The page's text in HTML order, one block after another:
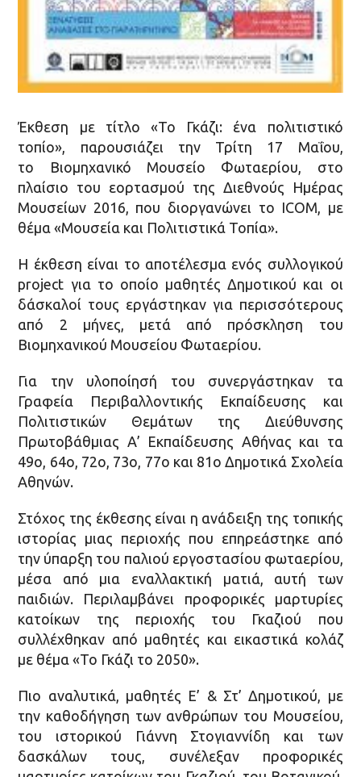
Έκθεση με τίτλο «Το Γκάζι: ένα πολιτιστικό
τοπίο», παρουσιάζει την Τρίτη 17 Μαΐου,
το Βιομηχανικό Μουσείο Φωταερίου, στο
πλαίσιο του εορτασμού της Διεθνούς Ημέρας
Μουσείων 2016, που διοργανώνει το ICOM, με
θέμα «Μουσεία και Πολιτιστικά Τοπία».
Η έκθεση είναι το αποτέλεσμα ενός συλλογικού
project για το οποίο μαθητές Δημοτικού και οι
δάσκαλοί τους εργάστηκαν για περισσότερους
από 2 μήνες, μετά από πρόσκληση του
Βιομηχανικού Μουσείου Φωταερίου.
Για την υλοποίησή του συνεργάστηκαν τα
Γραφεία Περιβαλλοντικής Εκπαίδευσης και
Πολιτιστικών Θεμάτων της Διεύθυνσης
Πρωτοβάθμιας Α’ Εκπαίδευσης Αθήνας και τα
49o, 64o, 72o, 73o, 77o και 81o Δημοτικά Σχολεία
Αθηνών.
Στόχος της έκθεσης είναι η ανάδειξη της τοπικής
ιστορίας μιας περιοχής που επηρεάστηκε από
την ύπαρξη του παλιού εργοστασίου φωταερίου,
μέσα από μια εναλλακτική ματιά, αυτή των
παιδιών. Περιλαμβάνει προφορικές μαρτυρίες
κατοίκων της περιοχής του Γκαζιού που
συλλέχθηκαν από μαθητές και εικαστικά κολάζ
με θέμα «Το Γκάζι το 2050».
Πιο αναλυτικά, μαθητές Ε’ & Στ’ Δημοτικού, με
την καθοδήγηση των ανθρώπων του Μουσείου,
του ιστορικού Γιάννη Στογιαννίδη και των
δασκάλων τους, συνέλεξαν προφορικές